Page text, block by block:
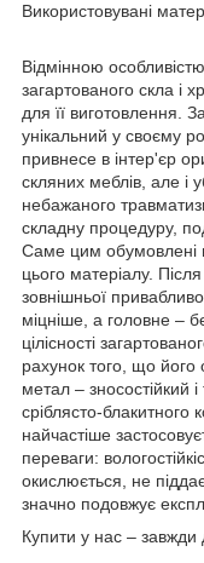
Використовувані
Відмінною
загартованого скла і
для її виготовлення.
унікальний у своєму
привнесе в інтер'єр
скляних меблів, але і
небажаного
складну процедуру,
Саме цим обумовлені
цього матеріалу.
зовнішньої
міцніше, а головне –
цілісності
рахунок того, що
метал – зносостійкий
сріблясто-
найчастіше
переваги:
окислюється, не
значно подовжує
Купити у нас – завжди